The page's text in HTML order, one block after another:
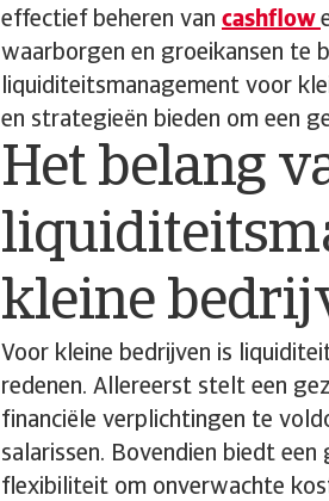
effectief beheren van cashflow
waarborgen en groeikansen te
liquiditeitsmanagement voor
en strategieën bieden om een
Het belang
kleine
Voor kleine bedrijven is
redenen. Allereerst stelt een
financiële verplichtingen te
salarissen. Bovendien biedt
flexibiliteit om onverwachte